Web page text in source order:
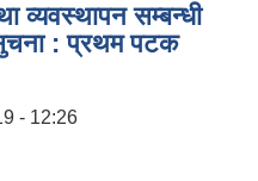
व्यवस्थापन सम्बन्धी
: प्रथम पटक
- 12:26